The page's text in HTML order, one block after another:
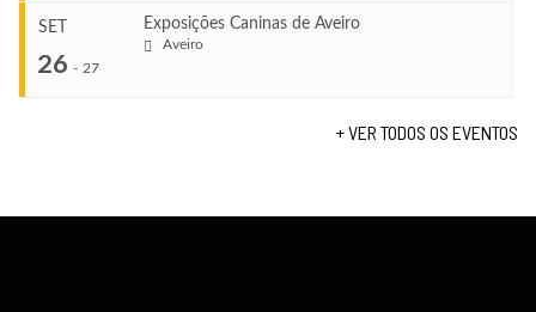
Set 12, 2026
VENUE
Set 19, 2026
SET
26 - 27
Exposições Caninas de Aveiro
Aveiro
+ VER TODOS OS EVENTOS